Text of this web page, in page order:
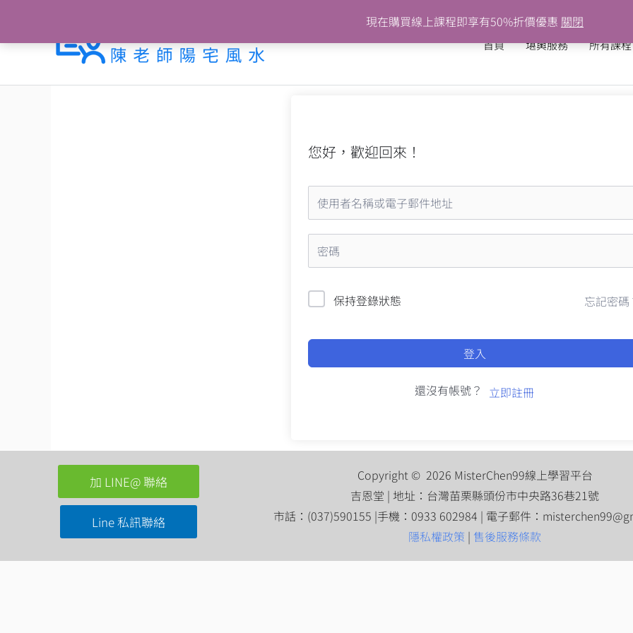
現在購買線上課程即享有50%折價優惠 關閉
內
首頁 堪輿服務 所有課程
您好，歡迎回來！
保持登錄狀態 忘記密碼
登入
還沒有帳號？ 立即註冊
加 LINE@ 聯絡
Line 私訊聯絡
Copyright © 2026 MisterChen99線上學習平台
吉恩堂 | 地址：台灣苗栗縣頭份市中央路36巷21號
市話：(037)590155 |手機：0933 602984 | 電子郵件：
隱私權政策 | 售後服務條款